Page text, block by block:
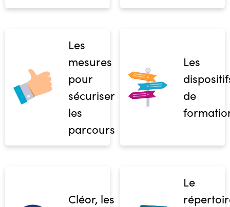
Les
mesures
pour
sécuriser
les
parcours
Les
de
Cléor, les
Le